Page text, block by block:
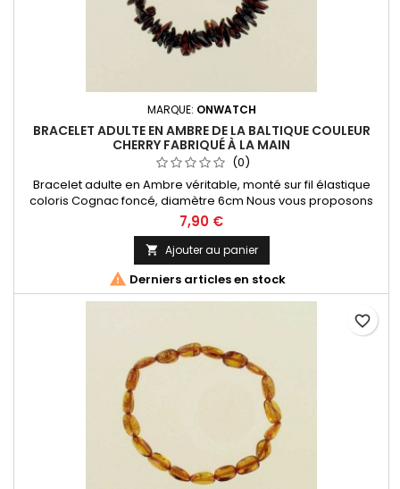
MARQUE: ONWATCH
BRACELET ADULTE EN AMBRE DE LA BALTIQUE COULEUR
CHERRY FABRIQUÉ À LA MAIN
(0)
Bracelet adulte en Ambre véritable, monté sur fil élastique
coloris Cognac foncé, diamètre 6cm Nous vous proposons
toute une collection de bijoux en Ambre provenant de la mer
Baltique, l'Ambre le plus réputé au monde !
7,90 €
 Ajouter au panier
 Derniers articles en stock
favorite_border